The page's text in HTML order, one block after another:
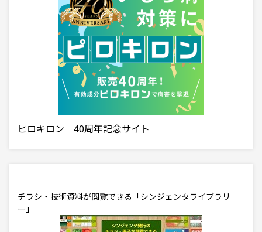
ピロキロン 40周年記念サイト
チラシ・技術資料が閲覧できる「シンジェンタライブラリ
ー」